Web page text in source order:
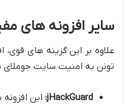
سایر افزونه های
علاوه بر این گزینه های
تونن به امنیت سایت
jHackGuard: این